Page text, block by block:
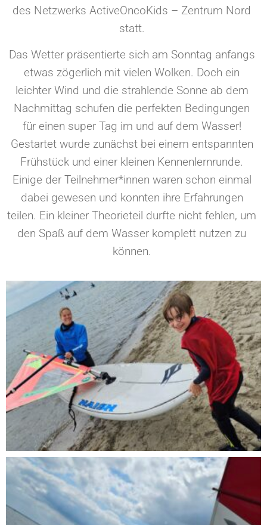
des Netzwerks ActiveOncoKids – Zentrum Nord
statt.
Das Wetter präsentierte sich am Sonntag anfangs
etwas zögerlich mit vielen Wolken. Doch ein
leichter Wind und die strahlende Sonne ab dem
Nachmittag schufen die perfekten Bedingungen
für einen super Tag im und auf dem Wasser!
Gestartet wurde zunächst bei einem entspannten
Frühstück und einer kleinen Kennenlernrunde.
Einige der Teilnehmer*innen waren schon einmal
dabei gewesen und konnten ihre Erfahrungen
teilen. Ein kleiner Theorieteil durfte nicht fehlen, um
den Spaß auf dem Wasser komplett nutzen zu
können.